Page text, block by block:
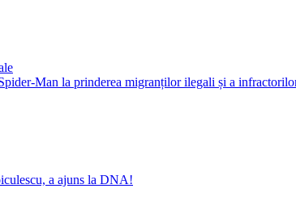
Man la prinderea migranților ilegali și a
a ajuns la DNA!